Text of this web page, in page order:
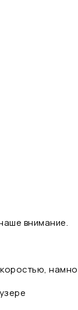
внимание.